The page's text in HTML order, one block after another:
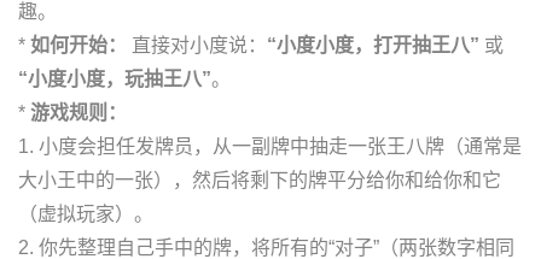
趣。
* 如何开始： 直接对小度说： “小度小度，打开抽王八” 或
“小度小度，玩抽王八”。
* 游戏规则：
1. 小度会担任发牌员，从一副牌中抽走一张王八牌（通常是
大小王中的一张），然后将剩下的牌平分给你和给你和它
（虚拟玩家）。
2. 你先整理自己手中的牌，将所有的“对子”（两张数字相同